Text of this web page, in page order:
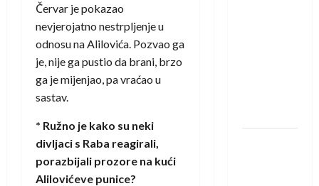
Červar je pokazao
nevjerojatno nestrpljenje u
odnosu na Alilovića. Pozvao ga
je, nije ga pustio da brani, brzo
ga je mijenjao, pa vraćao u
sastav.
* Ružno je kako su neki
divljaci s Raba reagirali,
porazbijali prozore na kući
Alilovićeve punice?